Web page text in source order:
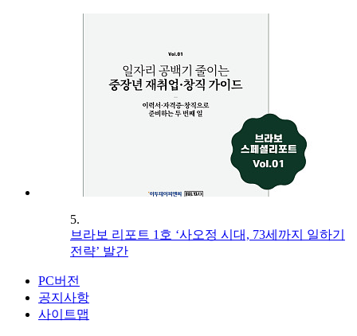
5.
브라보 리포트 1호 ‘사오정 시대, 73세까지 일하기
전략’ 발간
PC버전
공지사항
사이트맵